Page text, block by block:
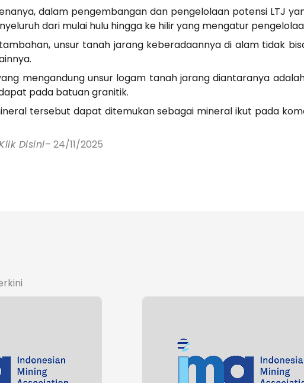
dalam pengembangan dan pengelolaan potensi LTJ
dari mulai hulu hingga ke hilir yang mengatur
unsur tanah jarang keberadaannya di alam tidak
mengandung unsur logam tanah jarang diantaranya
pada batuan granitik.
tersebut dapat ditemukan sebagai mineral ikut pada
Disini– 24/11/2025